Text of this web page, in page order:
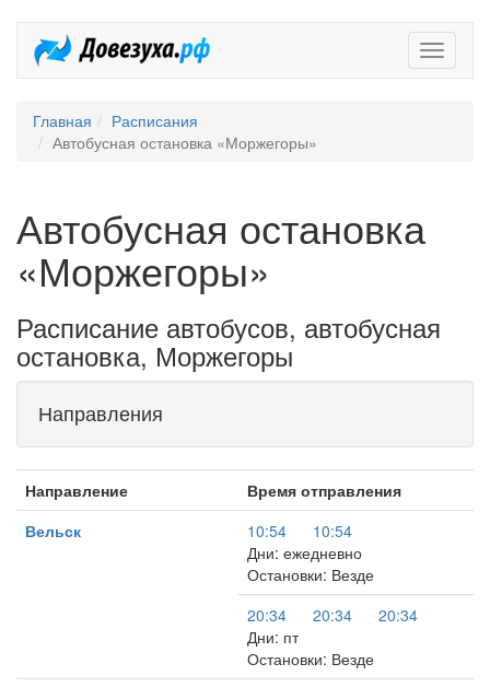
Главная
Расписания
Автобусная остановка «Моржегоры»
Автобусная остановка
«Моржегоры»
Расписание автобусов, автобусная
остановка, Моржегоры
Направления
Направление
Время отправления
Вельск
10:54
10:54
Дни: ежедневно
Остановки: Везде
20:34
20:34
20:34
Дни: пт
Остановки: Везде